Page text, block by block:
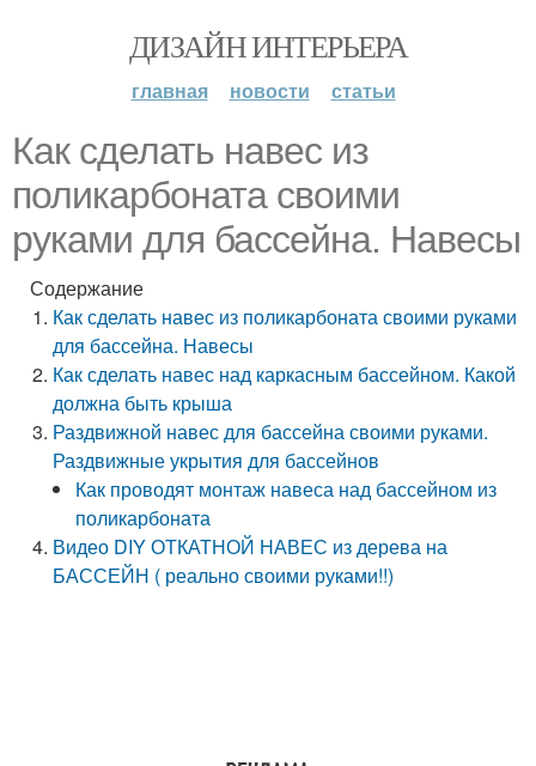
ДИЗАЙН ИНТЕРЬЕРА
главная новости статьи
Как сделать навес из
поликарбоната своими
руками для бассейна. Навесы
Содержание
Как сделать навес из поликарбоната своими руками
для бассейна. Навесы
Как сделать навес над каркасным бассейном. Какой
должна быть крыша
Раздвижной навес для бассейна своими руками.
Раздвижные укрытия для бассейнов
Как проводят монтаж навеса над бассейном из
поликарбоната
Видео DIY ОТКАТНОЙ НАВЕС из дерева на
БАССЕЙН ( реально своими руками!!)